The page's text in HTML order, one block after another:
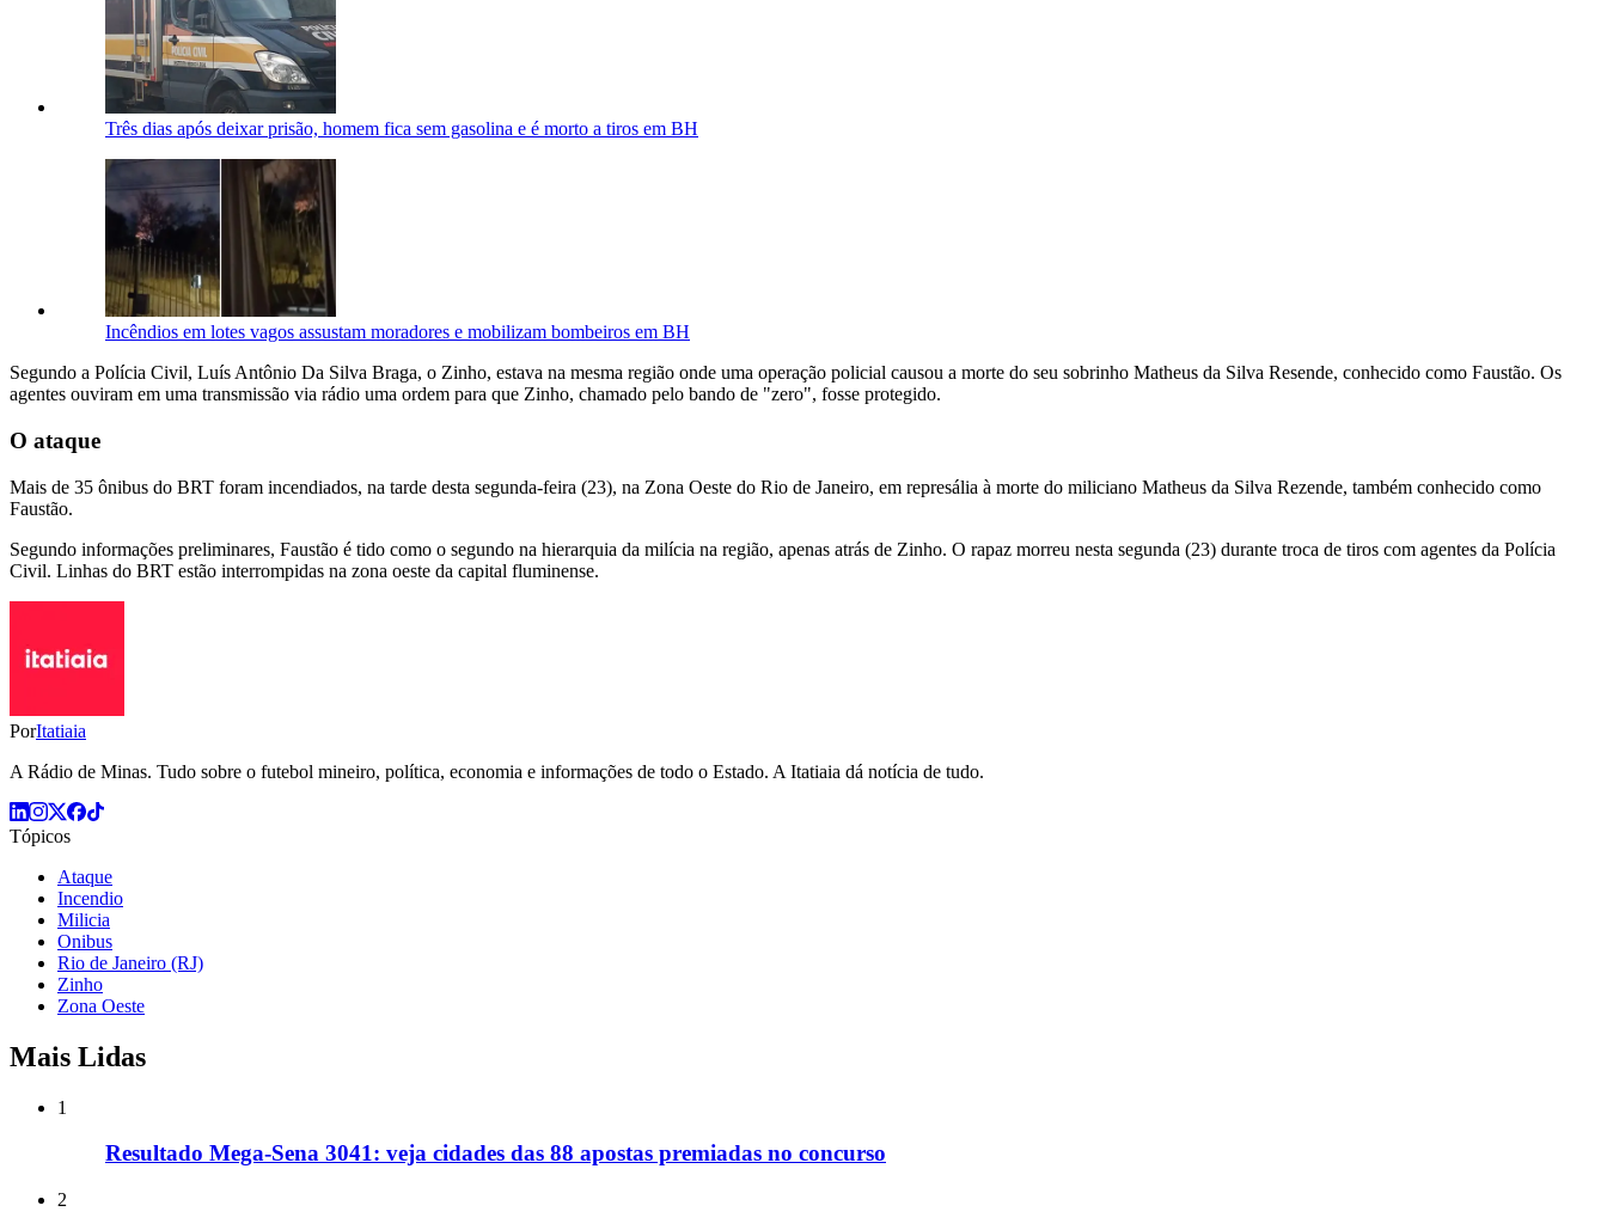
Três dias após deixar prisão, homem fica sem gasolina e é morto a tiros em BH
Incêndios em lotes vagos assustam moradores e mobilizam bombeiros em BH
Segundo a Polícia Civil, Luís Antônio Da Silva Braga, o Zinho, estava na mesma região onde uma operação policial causou a morte do seu sobrinho Matheus da Silva Resende, conhecido como Faustão. Os
agentes ouviram em uma transmissão via rádio uma ordem para que Zinho, chamado pelo bando de "zero", fosse protegido.
O ataque
Mais de 35 ônibus do BRT foram incendiados, na tarde desta segunda-feira (23), na Zona Oeste do Rio de Janeiro, em represália à morte do miliciano Matheus da Silva Rezende, também conhecido como
Faustão.
Segundo informações preliminares, Faustão é tido como o segundo na hierarquia da milícia na região, apenas atrás de Zinho. O rapaz morreu nesta segunda (23) durante troca de tiros com agentes da Polícia
Civil. Linhas do BRT estão interrompidas na zona oeste da capital fluminense.
PorItatiaia
A Rádio de Minas. Tudo sobre o futebol mineiro, política, economia e informações de todo o Estado. A Itatiaia dá notícia de tudo.
Tópicos
Ataque
Incendio
Milicia
Onibus
Rio de Janeiro (RJ)
Zinho
Zona Oeste
Mais Lidas
1
Resultado Mega-Sena 3041: veja cidades das 88 apostas premiadas no concurso
2